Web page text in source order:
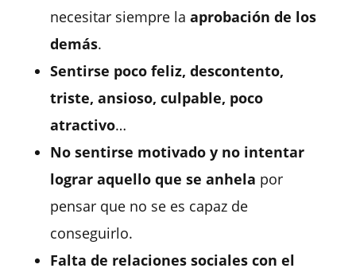
necesitar siempre la aprobación de los
demás.
Sentirse poco feliz, descontento,
triste, ansioso, culpable, poco
atractivo…
No sentirse motivado y no intentar
lograr aquello que se anhela por
pensar que no se es capaz de
conseguirlo.
Falta de relaciones sociales con el